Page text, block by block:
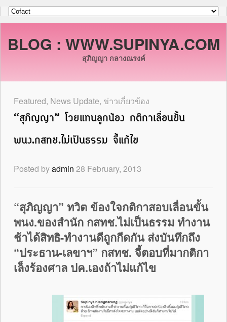
BLOG : WWW.SUPINYA.COM
สุภิญญา กลางณรงค์
Featured, News Update, ข่าวเกี่ยวข้อง
“สุภิญญา” โวยแทนลูกน้อง กติกาเลื่อนขั้น
พนง.กสทช.ไม่เป็นธรรม จี้แก้ไข
Posted byadmin 28 February, 2013
“สุภิญญา” ทวิต ข้องใจกติกาสอบเลื่อนขั้น
พนง.ของสำนัก กสทช.ไม่เป็นธรรม ทำงาน
ช้าได้สิทธิ-ทำงานดีถูกกีดกัน ส่งบันทึกถึง
“ประธาน-เลขาฯ” กสทช. จี้ตอบที่มากติกา
เล็งร้องศาล ปค.เองถ้าไม่แก้ไข